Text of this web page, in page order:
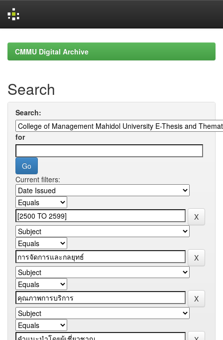
navigationCMMU Digital Archive
Search
Search:
for
Current filters: